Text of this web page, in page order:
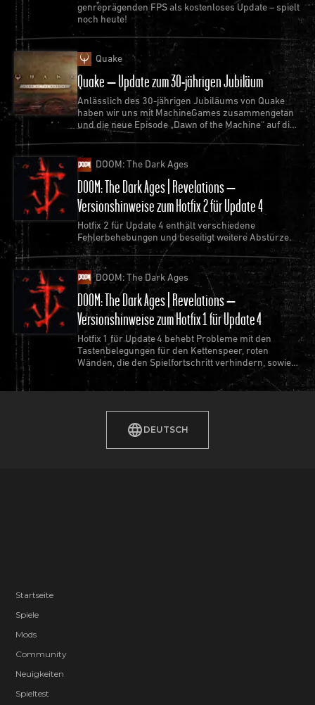
genreprägenden FPS als kostenloses Update – spielt
noch heute!
Quake
Quake – Update zum 30-jährigen Jubiläum
Anlässlich des 30-jährigen Jubiläums von Quake
haben wir uns mit MachineGames zusammengetan
und die neue Episode „Dawn of the Machine“ auf die
Beine gestellt, die jetzt als kostenloses Update für
DOOM: The Dark Ages
DOOM: The Dark Ages | Revelations –
Versionshinweise zum Hotfix 2 für Update 4
Hotfix 2 für Update 4 enthält verschiedene
Fehlerbehebungen und beseitigt weitere Abstürze.
DOOM: The Dark Ages
DOOM: The Dark Ages | Revelations –
Versionshinweise zum Hotfix 1 für Update 4
Hotfix 1 für Update 4 behebt Probleme mit den
Tastenbelegungen für den Kettenspeer, roten
Wänden, die den Spielfortschritt verhindern, sowie
den häufigsten Abstürzen.
DEUTSCH
Startseite
Spiele
Mods
Community
Neuigkeiten
Spieltest